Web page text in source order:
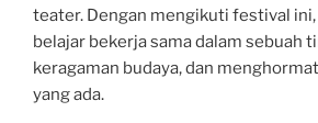
teater. Dengan mengikuti festival
belajar bekerja sama dalam sebuah
keragaman budaya, dan
yang ada.